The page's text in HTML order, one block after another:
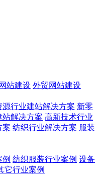
站建设 外贸网站建设
源行业建站解决方案 新零
站解决方案 高新技术行业
案 纺织行业解决方案 服装
纺织服装行业案例 设备
它行业案例